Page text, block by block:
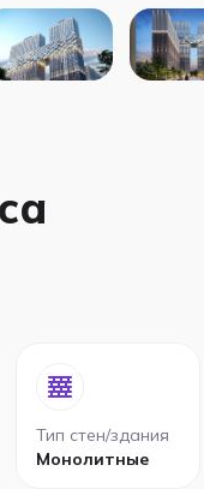
Тип стен/здания
Монолитные